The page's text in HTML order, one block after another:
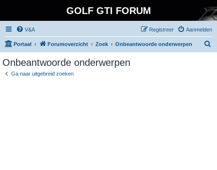
GOLF GTI FORUM
V&A Aanmelden
Registreer
Portaal Forumoverzicht Zoek Onbeantwoorde onderwerpen
Onbeantwoorde onderwerpen
Ga naar uitgebreid zoeken